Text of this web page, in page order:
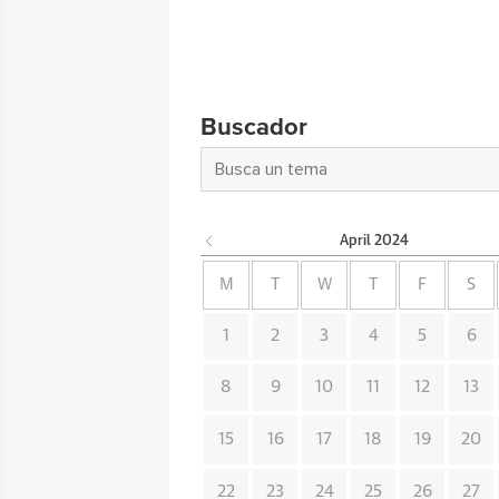
Buscador
April 2024
M W F S
1 2 3 4 5 6
8 9 10 11 12 13
15 16 17 18 19 20
22 23 24 25 26 27